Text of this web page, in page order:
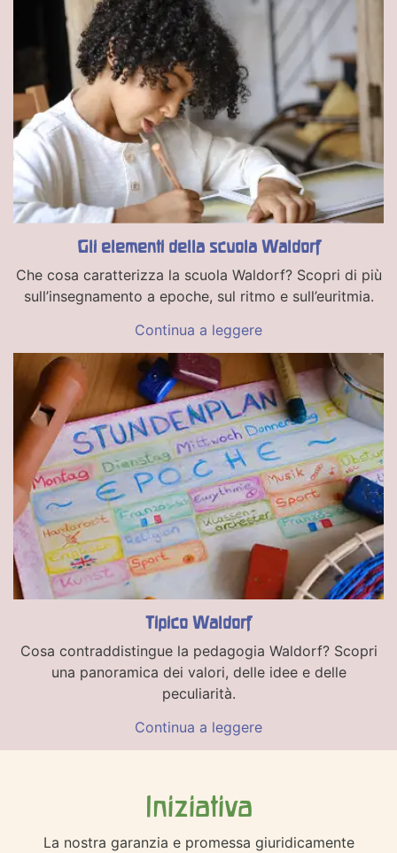
Gli elementi della scuola Waldorf
Che cosa caratterizza la scuola Waldorf? Scopri di più
sull’insegnamento a epoche, sul ritmo e sull’euritmia.
Continua a leggere
Tipico Waldorf
Cosa contraddistingue la pedagogia Waldorf? Scopri
una panoramica dei valori, delle idee e delle
peculiarità.
Continua a leggere
Iniziativa
La nostra garanzia e promessa giuridicamente